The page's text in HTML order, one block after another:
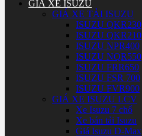
GIÁ XE ISUZU
GIÁ XE TẢI ISUZU
ISUZU QKR230
ISUZU QKR210
ISUZU NPR400
ISUZU NQR550
ISUZU FRR650
ISUZU FSR 700
ISUZU FVR900
GIÁ XE ISUZU LCV
Xe Isuzu 7 chổ
Xe bán tải Isuzu
Giá Isuzu D-Max